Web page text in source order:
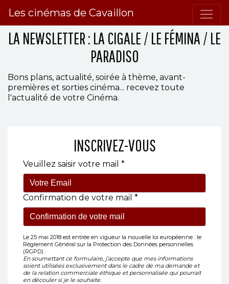
Les cinémas de Cavaillon
LA NEWSLETTER : LA CIGALE / LE FÉMINA / LE
PARADISO
Bons plans, actualité, soirée à thème, avant-
premières et sorties cinéma... recevez toute
l'actualité de votre Cinéma.
INSCRIVEZ-VOUS
Veuillez saisir votre mail *
Confirmation de votre mail *
Le 25 mai 2018 est entrée en vigueur la nouvelle loi européenne : le
Règlement Général sur la Protection des Données personnelles
(RGPD) :
En soumettant ce formulaire, j’accepte que mes informations
soient utilisées exclusivement dans le cadre de ma demande et
de la relation commerciale éthique et personnalisée qui pourrait
en découler si je le souhaite.